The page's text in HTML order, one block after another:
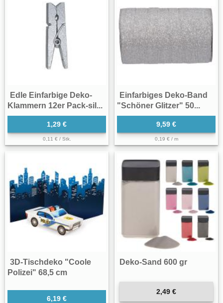
Edle Einfarbige Deko-
Klammern 12er Pack-sil...
1,29 €
0,11 € / Stk.
Einfarbiges Deko-Band
"Schöner Glitzer" 50...
9,59 €
0,19 € / m
3D-Tischdeko "Coole
Polizei" 68,5 cm
6,19 €
Deko-Sand 600 gr
2,49 €